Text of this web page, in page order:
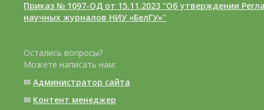
Приказ № 1097-ОД от 15.11.2023 "Об утверждении
научных журналов НИУ «БелГУ»"
Остались вопросы?
Можете написать нам:
✉ Администратор сайта
✉ Контент менеджер